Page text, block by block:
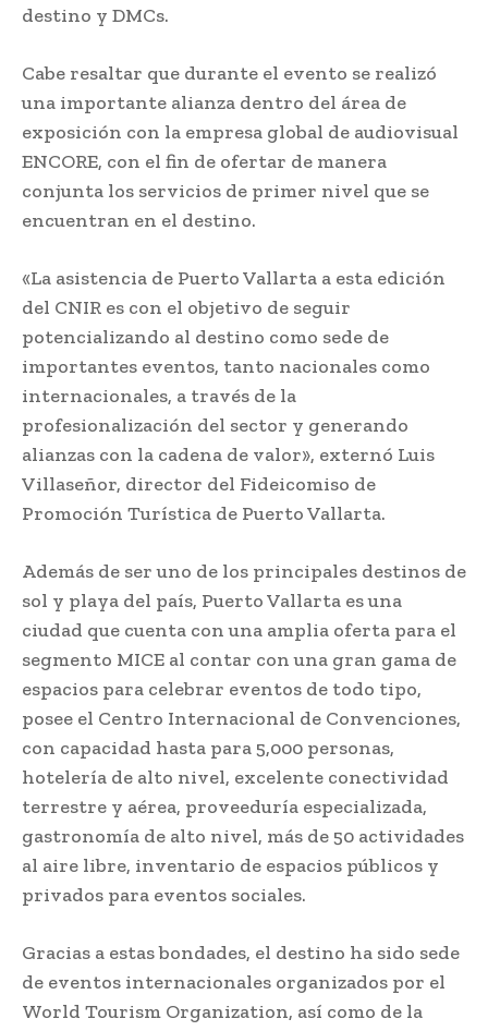
destino y DMCs.
Cabe resaltar que durante el evento se realizó
una importante alianza dentro del área de
exposición con la empresa global de audiovisual
ENCORE, con el fin de ofertar de manera
conjunta los servicios de primer nivel que se
encuentran en el destino.
«La asistencia de Puerto Vallarta a esta edición
del CNIR es con el objetivo de seguir
potencializando al destino como sede de
importantes eventos, tanto nacionales como
internacionales, a través de la
profesionalización del sector y generando
alianzas con la cadena de valor», externó Luis
Villaseñor, director del Fideicomiso de
Promoción Turística de Puerto Vallarta.
Además de ser uno de los principales destinos de
sol y playa del país, Puerto Vallarta es una
ciudad que cuenta con una amplia oferta para el
segmento MICE al contar con una gran gama de
espacios para celebrar eventos de todo tipo,
posee el Centro Internacional de Convenciones,
con capacidad hasta para 5,000 personas,
hotelería de alto nivel, excelente conectividad
terrestre y aérea, proveeduría especializada,
gastronomía de alto nivel, más de 50 actividades
al aire libre, inventario de espacios públicos y
privados para eventos sociales.
Gracias a estas bondades, el destino ha sido sede
de eventos internacionales organizados por el
World Tourism Organization, así como de la